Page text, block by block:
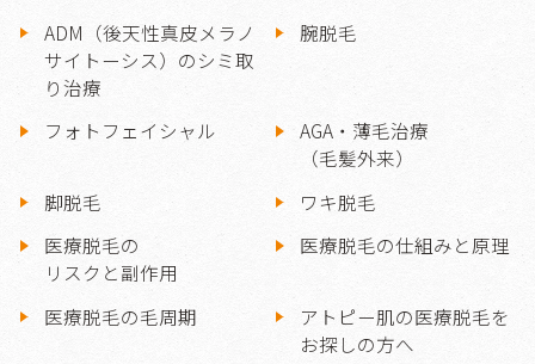
ADM（後天性真皮メラノ
サイトーシス）のシミ取
り治療
腕脱毛
フォトフェイシャル
AGA・薄毛治療
（毛髪外来）
脚脱毛
ワキ脱毛
医療脱毛の
リスクと副作用
医療脱毛の仕組みと原理
医療脱毛の毛周期
アトピー肌の医療脱毛を
お探しの方へ